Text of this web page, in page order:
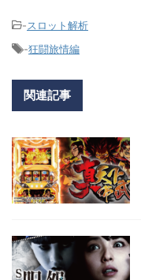
-スロット解析
-狂闘旅情編
関連記事